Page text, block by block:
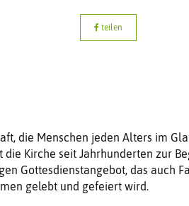
teilen
die Menschen jeden Alters im
Kirche seit Jahrhunderten zur
Gottesdienstangebot, das auch
gelebt und gefeiert wird.